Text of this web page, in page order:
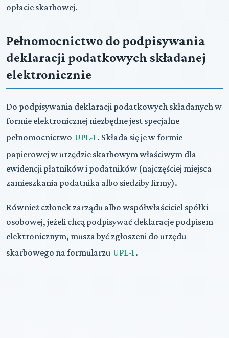
opłacie skarbowej.
Pełnomocnictwo do podpisywania
deklaracji podatkowych składanej
elektronicznie
Do podpisywania deklaracji podatkowych składanych w
formie elektronicznej niezbędne jest specjalne
pełnomocnictwo UPL-1 . Składa się je w formie
papierowej w urzędzie skarbowym właściwym dla
ewidencji płatników i podatników (najczęściej miejsca
zamieszkania podatnika albo siedziby firmy).
Również członek zarządu albo współwłaściciel spółki
osobowej, jeżeli chcą podpisywać deklaracje podpisem
elektronicznym, musza być zgłoszeni do urzędu
skarbowego na formularzu UPL-1 .